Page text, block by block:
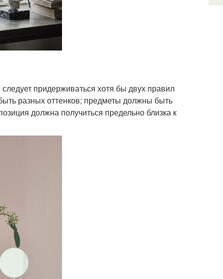
придерживаться хотя бы двух правил
разных оттенков; предметы должны быть
должна получиться предельно близка к